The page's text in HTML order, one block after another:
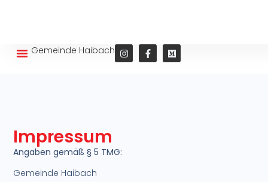
Gemeinde Haibach
Impressum
Angaben gemäß § 5 TMG:
Gemeinde Haibach